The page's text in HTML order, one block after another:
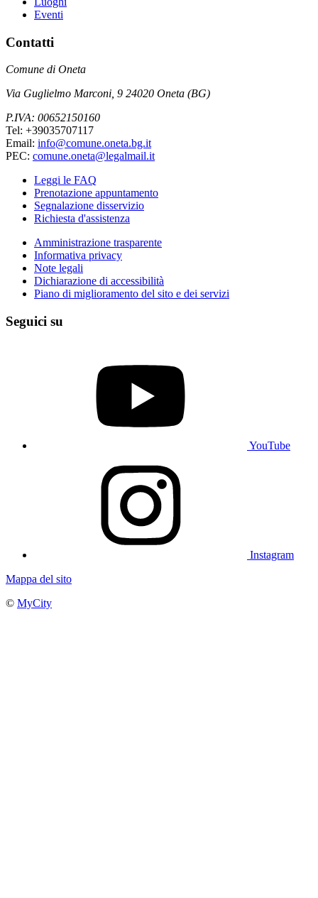
Eventi
Contatti
Comune di Oneta
Via Guglielmo Marconi, 9 24020 Oneta (BG)
P.IVA: 00652150160
Tel: +39035707117
Email: info@comune.oneta.bg.it
PEC: comune.oneta@legalmail.it
Leggi le FAQ
Prenotazione appuntamento
Segnalazione disservizio
Richiesta d'assistenza
Amministrazione trasparente
Informativa privacy
Note legali
Dichiarazione di accessibilità
Piano di miglioramento del sito e dei servizi
Seguici su
YouTube
Instagram
Mappa del sito
© MyCity